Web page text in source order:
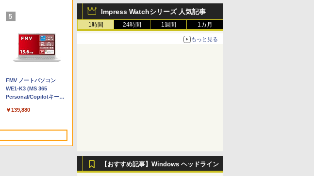
Impress Watchシリーズ 人気記事
1時間 24時間 1週間 1カ月
もっと見る
【おすすめ記事】Windows ヘッドライン
FMV ノートパソコン
WE1-K3 (MS 365
Personal/Copilotキー搭
i5/16GB/SSD 512GB/ホ
FMVWK3E15W_AZ
￥139,880